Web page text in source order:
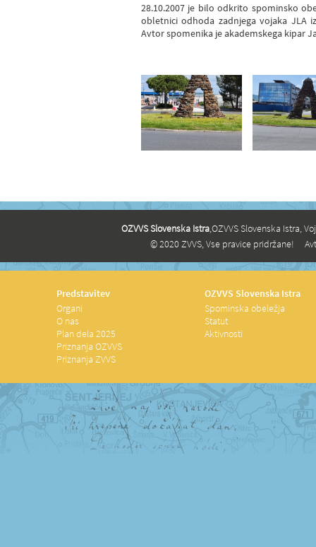
28.10.2007 je bilo odkrito spominsko
obletnici odhoda zadnjega vojaka JLA
Avtor spomenika je akademskega kipar
OZVVS Slovenska Istra,OZVVS Slovenska Istra,
© 2020 ZVVS, Vse pravice pridržane!
Predstavitev
Organi
O nas
Plan dela 2025
Priznanja OZVVS
Priznanja ZVVS
OZVVS Slovenska Istra
Spominska obeležja
Statut
Aktivnosti